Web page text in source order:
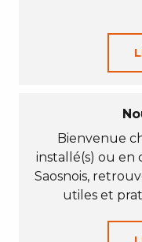
Bienvenue
installé(s) ou en
Saosnois,
utiles et